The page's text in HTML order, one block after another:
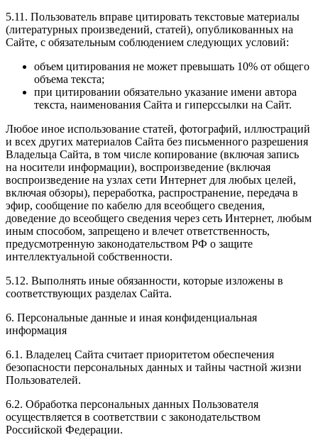
5.11. Пользователь вправе цитировать текстовые материалы
(литературных произведений, статей), опубликованных на
Сайте, с обязательным соблюдением следующих условий:
объем цитирования не может превышать 10% от общего
объема текста;
при цитировании обязательно указание имени автора
текста, наименования Сайта и гиперссылки на Сайт.
Любое иное использование статей, фотографий, иллюстраций
и всех других материалов Сайта без письменного разрешения
Владельца Сайта, в том числе копирование (включая запись
на носители информации), воспроизведение (включая
воспроизведение на узлах сети Интернет для любых целей,
включая обзоры), переработка, распространение, передача в
эфир, сообщение по кабелю для всеобщего сведения,
доведение до всеобщего сведения через сеть Интернет, любым
иным способом, запрещено и влечет ответственность,
предусмотренную законодательством РФ о защите
интеллектуальной собственности.
5.12. Выполнять иные обязанности, которые изложены в
соответствующих разделах Сайта.
6. Персональные данные и иная конфиденциальная
информация
6.1. Владелец Сайта считает приоритетом обеспечения
безопасности персональных данных и тайны частной жизни
Пользователей.
6.2. Обработка персональных данных Пользователя
осуществляется в соответствии с законодательством
Российской Федерации.